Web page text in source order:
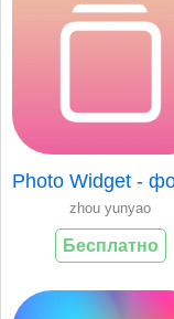
zhou yunyao
Бесплатно